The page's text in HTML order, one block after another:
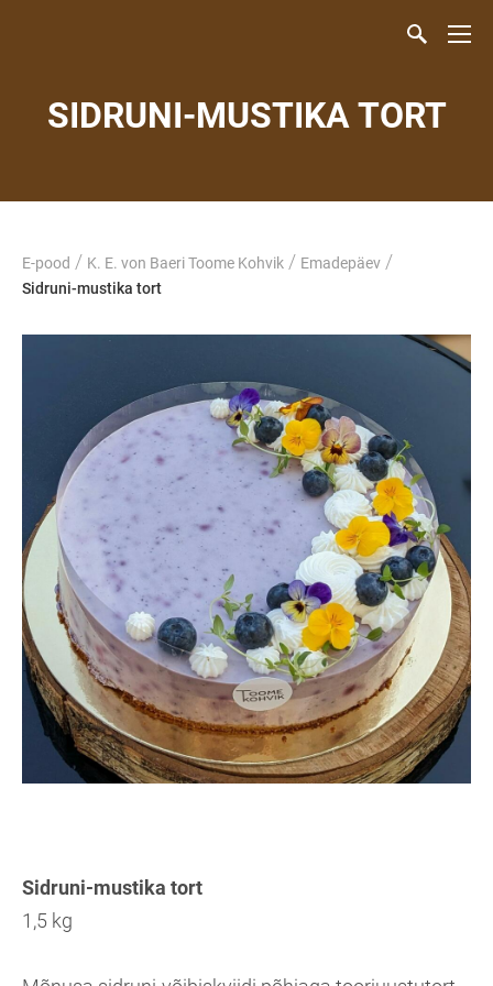
SIDRUNI-MUSTIKA TORT
E-pood / K. E. von Baeri Toome Kohvik / Emadepäev /
Sidruni-mustika tort
Sidruni-mustika tort
1,5 kg